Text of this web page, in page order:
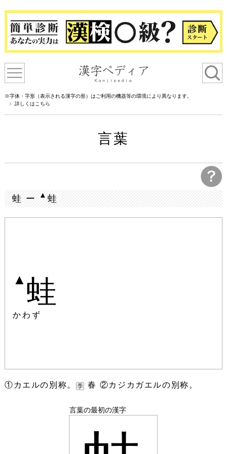
※字体・字形（表示される漢字の形）はご利用の機器等の環境により異なります。
詳しくはこちら
言葉
蛙 ー▲蛙
▲ 蛙
かわず
①カエルの別称。 春 ②カジカガエルの別称。
言葉の最初の漢字